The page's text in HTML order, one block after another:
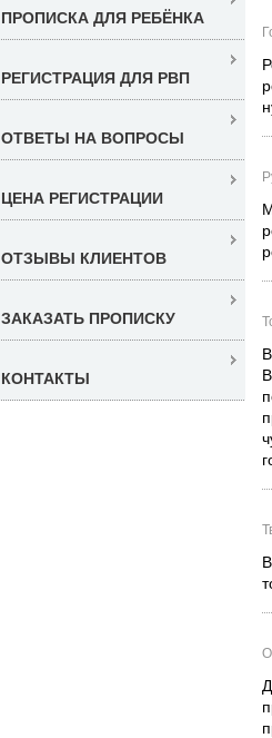
ПРОПИСКА ДЛЯ РЕБЁНКА
РЕГИСТРАЦИЯ ДЛЯ РВП
ОТВЕТЫ НА ВОПРОСЫ
ЦЕНА РЕГИСТРАЦИИ
ОТЗЫВЫ КЛИЕНТОВ
ЗАКАЗАТЬ ПРОПИСКУ
КОНТАКТЫ